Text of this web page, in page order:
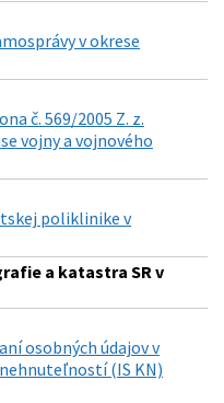
v okrese
č. 569/2005 Z. z.
vojny a vojnového
poliklinike v
a katastra SR v
osobných údajov v
(IS KN)